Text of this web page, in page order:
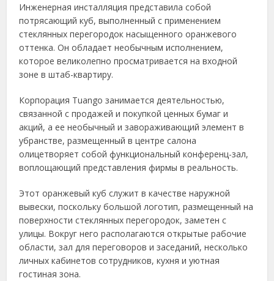
Инженерная инсталляция представила собой
потрясающий куб, выполненный с применением
стеклянных перегородок насыщенного оранжевого
оттенка. Он обладает необычным исполнением,
которое великолепно просматривается на входной
зоне в штаб-квартиру.
Корпорация Tuango занимается деятельностью,
связанной с продажей и покупкой ценных бумаг и
акций, а ее необычный и завораживающий элемент в
убранстве, размещенный в центре салона
олицетворяет собой функциональный конференц-зал,
воплощающий представления фирмы в реальность.
Этот оранжевый куб служит в качестве наружной
вывески, поскольку большой логотип, размещенный на
поверхности стеклянных перегородок, заметен с
улицы. Вокруг него располагаются открытые рабочие
области, зал для переговоров и заседаний, несколько
личных кабинетов сотрудников, кухня и уютная
гостиная зона.